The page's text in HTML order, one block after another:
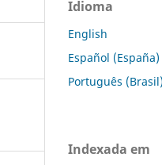
Idioma
English
Español (España)
Português (Brasil)
Indexada em